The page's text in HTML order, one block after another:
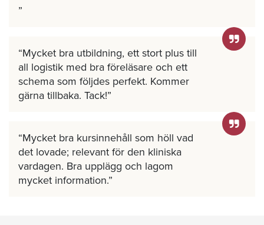
Mycket bra utbildning, ett stort plus till
all logistik med bra föreläsare och ett
schema som följdes perfekt. Kommer
gärna tillbaka. Tack!
Mycket bra kursinnehåll som höll vad
det lovade; relevant för den kliniska
vardagen. Bra upplägg och lagom
mycket information.